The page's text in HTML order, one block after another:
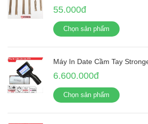
55.000đ
Chọn sản phẩm
Máy In Date Cầm Tay
6.600.000đ
Chọn sản phẩm